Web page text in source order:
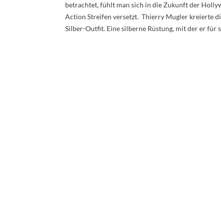
betrachtet, fühlt man sich in die Zukunft der
Action Streifen versetzt. Thierry Mugler kreierte
Silber-Outfit. Eine silberne Rüstung, mit der er für